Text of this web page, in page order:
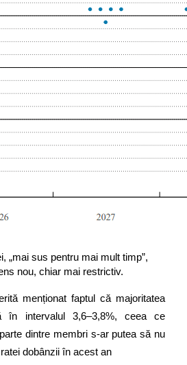
„mai sus pentru mai mult timp”,
nou, chiar mai restrictiv.
menționat faptul că majoritatea
în intervalul 3,6–3,8%, ceea ce
dintre membri s-ar putea să nu
dobânzii în acest an